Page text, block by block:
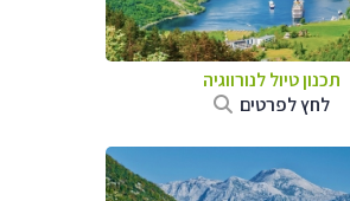
תכנון טיול לנורווגיה
לחץ לפרטים